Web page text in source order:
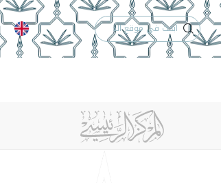
الدعم الفنيالتقويم الجامعي